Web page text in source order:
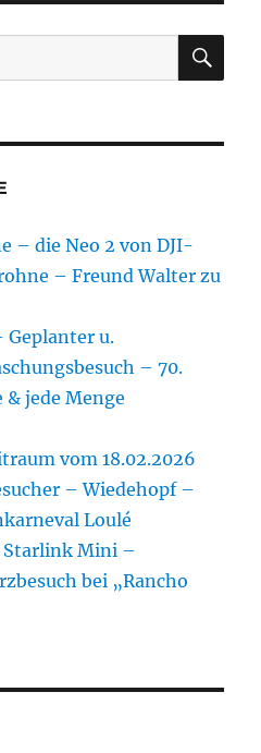
– die Neo 2 von DJI-
– Freund Walter zu
Geplanter u.
– 70.
jede Menge
vom 18.02.2026
– Wiedehopf –
Loulé
Starlink Mini –
bei „Rancho